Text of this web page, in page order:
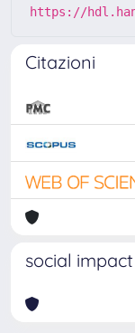
https://
Citazioni
social impact